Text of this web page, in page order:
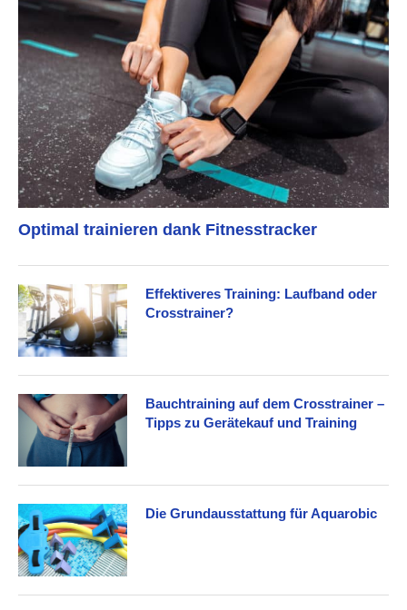
Optimal trainieren dank Fitnesstracker
Effektiveres Training: Laufband oder
Crosstrainer?
Bauchtraining auf dem Crosstrainer –
Tipps zu Gerätekauf und Training
Die Grundausstattung für Aquarobic